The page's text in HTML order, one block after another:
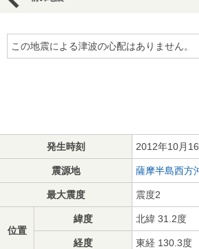
この地震による津波の心配はありません。
発生時刻 2012年10月
震源地 薩摩半島西方
最大震度 震度2
位置
緯度 北緯 31.2度
経度 東経 130.3度